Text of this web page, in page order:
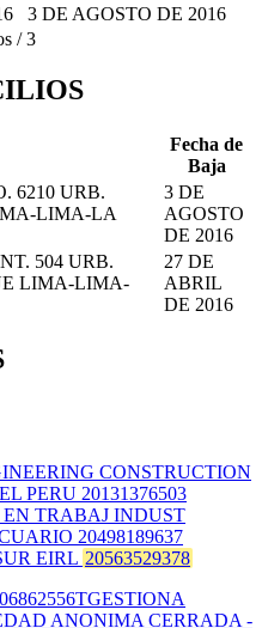
3 DE AGOSTO DE 2016
/3
Fecha de
Baja
6210 URB.
LIMA-LA
3 DE
AGOSTO
DE 2016
504 URB.
LIMA-LIMA-
27 DE
ABRIL
DE 2016
CONSTRUCTION
PERU 20131376503
TRABAJ INDUST
20498189637
EIRL 20563529378
ANONIMA CERRADA -